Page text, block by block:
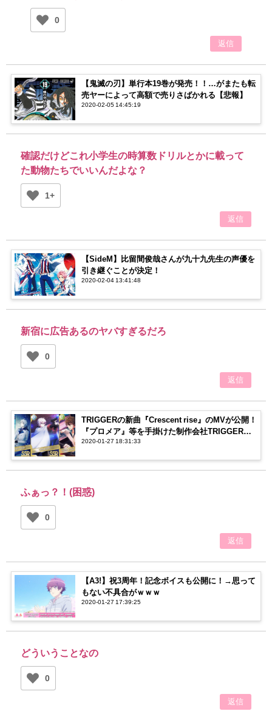
0
返信
【鬼滅の刃】単行本19巻が発売！！…がまたも転
売ヤーによって高額で売りさばかれる【悲報】
2020-02-05 14:45:19
確認だけどこれ小学生の時算数ドリルとかに載って
た動物たちでいいんだよな？
1+
返信
【SideM】比留間俊哉さんが九十九先生の声優を
引き継ぐことが決定！
2020-02-04 13:41:48
新宿に広告あるのヤバすぎるだろ
0
返信
TRIGGERの新曲『Crescent rise』のMVが公開！
『プロメア』等を手掛けた制作会社TRIGGERと
のコラボにオタク感涙…【アイナナ】
2020-01-27 18:31:33
ふぁっ？！(困惑)
0
返信
【A3!】祝3周年！記念ボイスも公開に！→思って
もない不具合がｗｗｗ
2020-01-27 17:39:25
どういうことなの
0
返信